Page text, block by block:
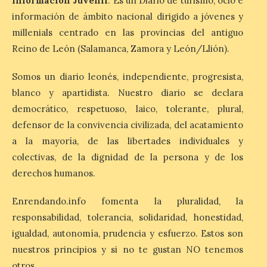
información de ámbito nacional dirigido a jóvenes y
millenials centrado en las provincias del antiguo
Reino de León (Salamanca, Zamora y León/Llión).
Somos un diario leonés, independiente, progresista,
blanco y apartidista. Nuestro diario se declara
democrático, respetuoso, laico, tolerante, plural,
defensor de la convivencia civilizada, del acatamiento
a la mayoría, de las libertades individuales y
colectivas, de la dignidad de la persona y de los
derechos humanos.
Enrendando.info fomenta la pluralidad, la
responsabilidad, tolerancia, solidaridad, honestidad,
igualdad, autonomía, prudencia y esfuerzo. Estos son
nuestros principios y si no te gustan NO tenemos